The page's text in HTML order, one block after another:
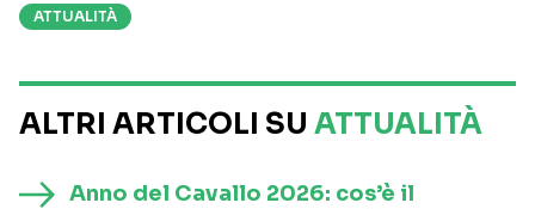
ATTUALITÀ
ALTRI ARTICOLI SU ATTUALITÀ
Anno del Cavallo 2026: cos’è il